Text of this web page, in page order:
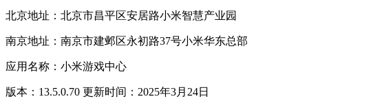
北京地址：北京市昌平区安居路小米智慧产业园
南京地址：南京市建邺区永初路37号小米华东总部
应用名称：小米游戏中心
版本：13.5.0.70 更新时间：2025年3月24日